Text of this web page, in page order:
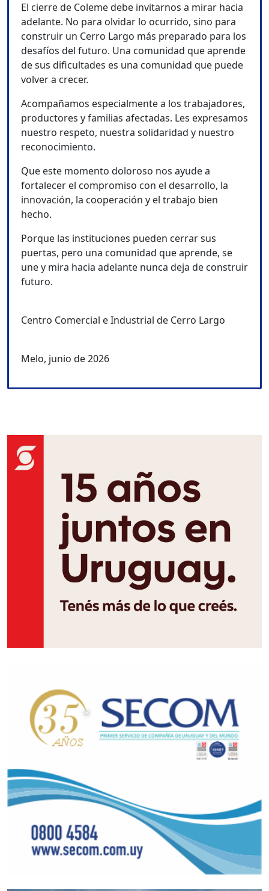
El cierre de Coleme debe invitarnos a mirar hacia
adelante. No para olvidar lo ocurrido, sino para
construir un Cerro Largo más preparado para los
desafíos del futuro. Una comunidad que aprende
de sus dificultades es una comunidad que puede
volver a crecer.
Acompañamos especialmente a los trabajadores,
productores y familias afectadas. Les expresamos
nuestro respeto, nuestra solidaridad y nuestro
reconocimiento.
Que este momento doloroso nos ayude a
fortalecer el compromiso con el desarrollo, la
innovación, la cooperación y el trabajo bien
hecho.
Porque las instituciones pueden cerrar sus
puertas, pero una comunidad que aprende, se
une y mira hacia adelante nunca deja de construir
futuro.
Centro Comercial e Industrial de Cerro Largo
Melo, junio de 2026